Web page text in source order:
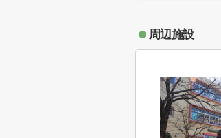
周辺施設